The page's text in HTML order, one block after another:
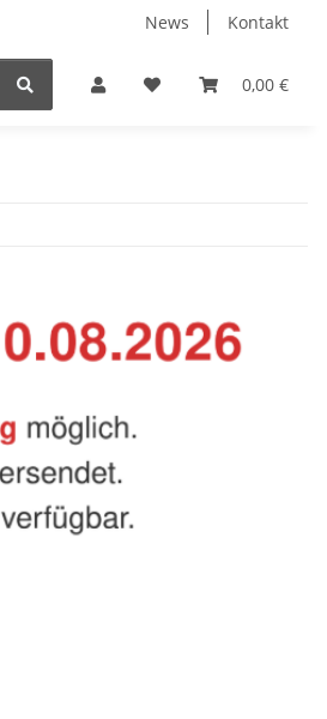
News Kontakt
0,00 €
Belüftung & Entlüftung